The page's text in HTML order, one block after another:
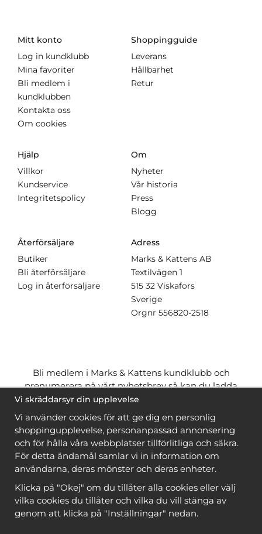
Mitt konto
Log in kundklubb
Mina favoriter
Bli medlem i
kundklubben
Kontakta oss
Om cookies
Shoppingguide
Leverans
Hållbarhet
Retur
Hjälp
Villkor
Kundservice
Integritetspolicy
Om
Nyheter
Vår historia
Press
Blogg
Återförsäljare
Butiker
Bli återförsäljare
Log in återförsäljare
Adress
Marks & Kattens AB
Textilvägen 1
515 32 Viskafors
Sverige
Orgnr 556820-2518
Bli medlem i Marks & Kattens kundklubb och
prenumerera på vårt nyhetsbrev så kan du ladda
ner många mönstergratisoch få många
när du handlar garn till mönstret. Du ser vilka som
är
gratis när du är inloggad
Bli medlem
Vi skräddarsyr din upplevelse
Vi använder cookies för att ge dig en personlig
shoppingupplevelse, personanpassad annonsering
och för hålla våra webbplatser tillförlitliga och säkra.
För detta ändamål samlar vi in information om
användarna, deras mönster och deras enheter.
Klicka på "Okej" om du tillåter alla cookies eller välj
vilka cookies du tillåter och vilka du vill stänga av
genom att klicka på "Inställningar" nedan.